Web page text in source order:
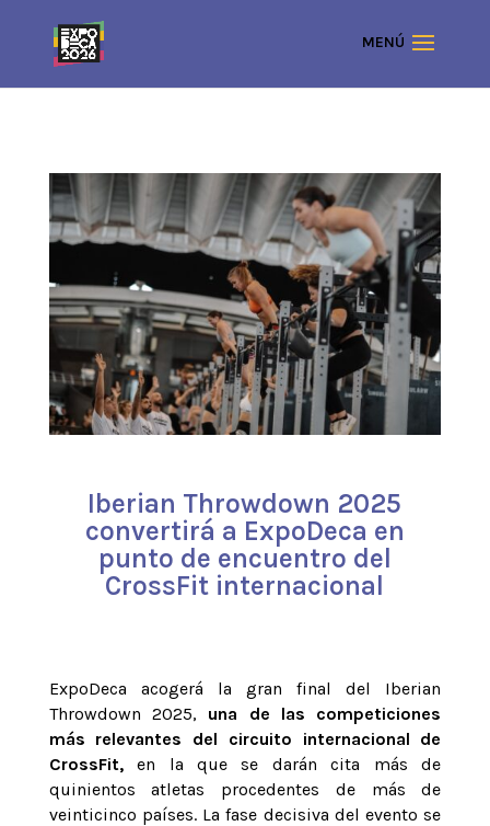
Iberian Throwdown 2025
convertirá a ExpoDeca en
punto de encuentro del
CrossFit internacional
ExpoDeca acogerá la gran final del Iberian
Throwdown 2025, una de las competiciones
más relevantes del circuito internacional de
CrossFit,en la que se darán cita más de
quinientos atletas procedentes de más de
veinticinco países. La fase decisiva del evento se